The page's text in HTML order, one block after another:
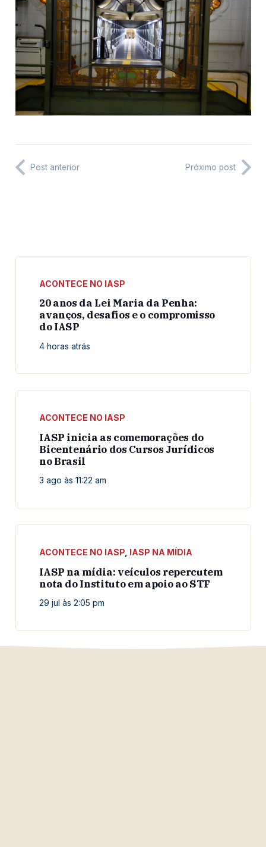
Post anterior Próximo post
ACONTECE NO IASP
20 anos da Lei Maria da Penha:
avanços, desafios e o compromisso
do IASP
4 horas atrás
ACONTECE NO IASP
IASP inicia as comemorações do
Bicentenário dos Cursos Jurídicos
no Brasil
3 ago às 11:22 am
ACONTECE NO IASP IASP NA MÍDIA
IASP na mídia: veículos repercutem
nota do Instituto em apoio ao STF
29 jul às 2:05 pm